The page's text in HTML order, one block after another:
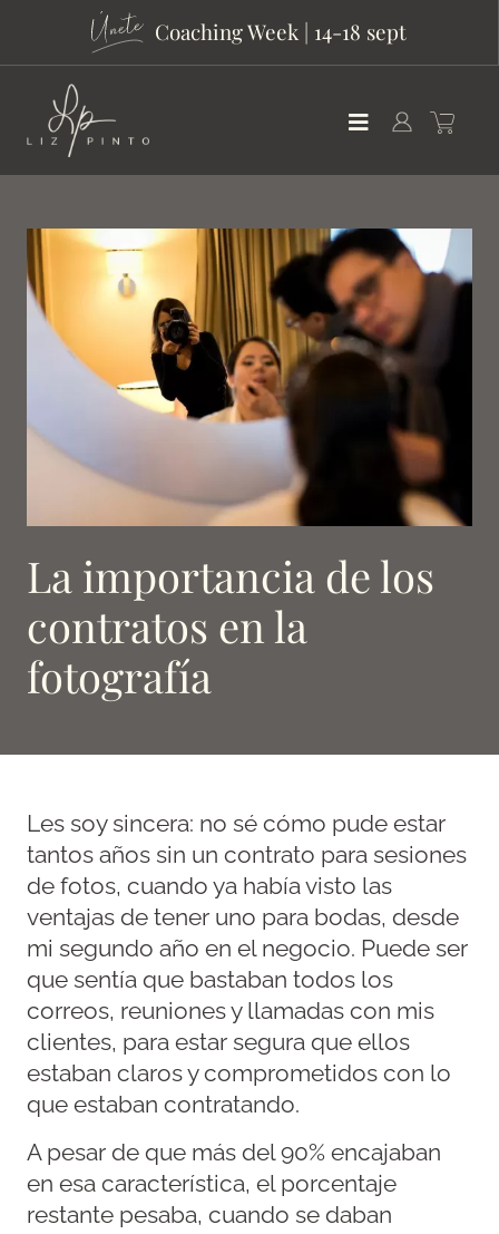
Coaching Week | 14-18 sept
La importancia de los
contratos en la
fotografía
Les soy sincera: no sé cómo pude estar
tantos años sin un contrato para sesiones
de fotos, cuando ya había visto las
ventajas de tener uno para bodas, desde
mi segundo año en el negocio. Puede ser
que sentía que bastaban todos los
correos, reuniones y llamadas con mis
clientes, para estar segura que ellos
estaban claros y comprometidos con lo
que estaban contratando.
A pesar de que más del 90% encajaban
en esa característica, el porcentaje
restante pesaba, cuando se daban